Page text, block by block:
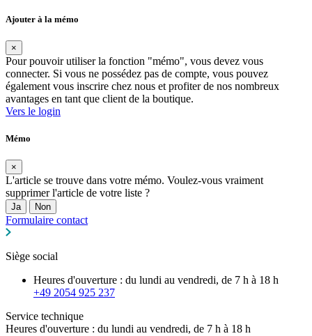
Ajouter à la mémo
×
Pour pouvoir utiliser la fonction "mémo", vous devez vous
connecter. Si vous ne possédez pas de compte, vous pouvez
également vous inscrire chez nous et profiter de nos nombreux
avantages en tant que client de la boutique.
Vers le login
Mémo
×
L'article se trouve dans votre mémo. Voulez-vous vraiment
supprimer l'article de votre liste ?
Ja Non
Formulaire contact
Siège social
Heures d'ouverture : du lundi au vendredi, de 7 h à 18 h
+49 2054 925 237
Service technique
Heures d'ouverture : du lundi au vendredi, de 7 h à 18 h